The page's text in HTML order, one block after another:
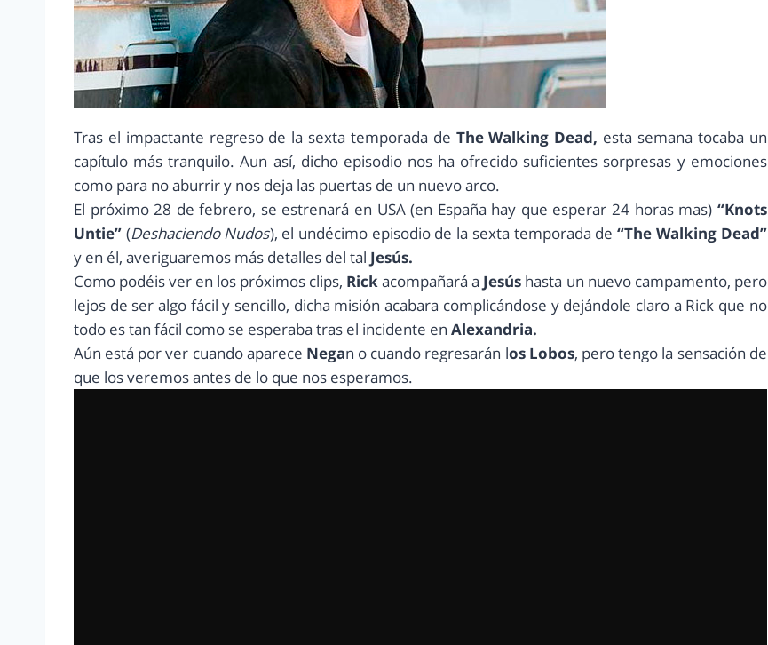
Tras el impactante regreso de la sexta temporada de The Walking Dead, esta semana tocaba un
capítulo más tranquilo. Aun así, dicho episodio nos ha ofrecido suficientes sorpresas y emociones
como para no aburrir y nos deja las puertas de un nuevo arco.
El próximo 28 de febrero, se estrenará en USA (en España hay que esperar 24 horas mas) “Knots
Untie” (Deshaciendo Nudos), el undécimo episodio de la sexta temporada de “The Walking Dead”
y en él, averiguaremos más detalles del tal Jesús.
Como podéis ver en los próximos clips, Rickacompañará a Jesús hasta un nuevo campamento, pero
lejos de ser algo fácil y sencillo, dicha misión acabara complicándose y dejándole claro a Rick que no
todo es tan fácil como se esperaba tras el incidente en Alexandria.
Aún está por ver cuando aparece Negan o cuando regresarán los Lobos, pero tengo la sensación de
que los veremos antes de lo que nos esperamos.